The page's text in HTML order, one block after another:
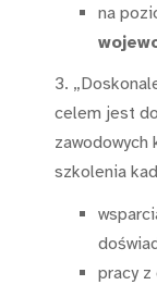
na
3.
celem jest
zawodowych
szkolenia
pracy z